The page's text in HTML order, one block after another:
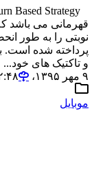
قهرمانی می باشد
نوبتی را به طور
پرداخته شده است.
و تاکتیک های خود...
۹ مهر ۱۳۹۵،‏ ۲۲:۴۸
موبایل